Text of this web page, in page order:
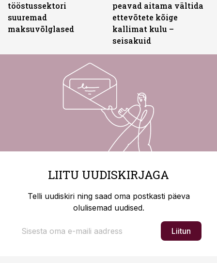
tööstussektori
suuremad
maksuvõlglased
peavad aitama vältida
ettevõtete kõige
kallimat kulu –
seisakuid
LIITU UUDISKIRJAGA
Telli uudiskiri ning saad oma postkasti päeva
olulisemad uudised.
Liitun